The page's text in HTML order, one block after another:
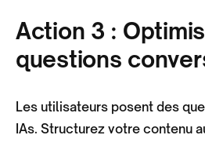
Action 3 :
questions
Les utilisateurs posent des
IAs. Structurez votre contenu